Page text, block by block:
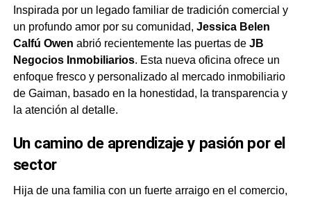
Inspirada por un legado familiar de tradición comercial y
un profundo amor por su comunidad, Jessica Belen
Calfú Owen abrió recientemente las puertas de JB
Negocios Inmobiliarios. Esta nueva oficina ofrece un
enfoque fresco y personalizado al mercado inmobiliario
de Gaiman, basado en la honestidad, la transparencia y
la atención al detalle.
Un camino de aprendizaje y pasión por el
sector
Hija de una familia con un fuerte arraigo en el comercio,